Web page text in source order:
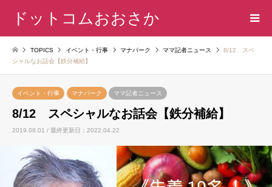
ドットコムおおさか
TOPICS イベント・行事 マナパーク ママ記者ニュース
8/12 スペ
シャルなお話会【鉄分補給】
イベント・行事 マナパーク ママ記者ニュース
8/12 スペシャルなお話会【鉄分補給】
2019.08.01 / 最終更新日：2022.04.22